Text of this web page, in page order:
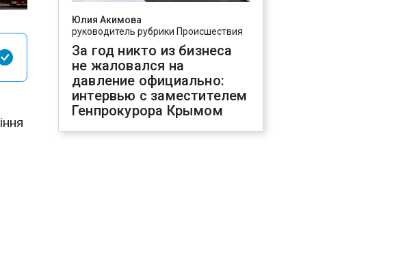
Юлия Акимова
руководитель рубрики Происшествия
За год никто из бизнеса
не жаловался на
давление официально:
интервью с заместителем
Генпрокурора Крымом